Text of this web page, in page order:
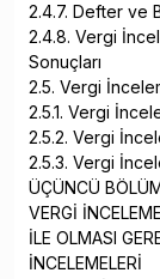
2.4.7. Defter ve
2.4.8. Vergi
Sonuçları
2.5. Vergi
2.5.1. Vergi
2.5.2. Vergi
2.5.3. Vergi
ÜÇÜNCÜ
VERGİ
İLE OLMASI
İNCELEMELERİ